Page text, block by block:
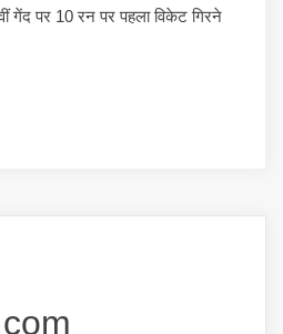
गेंद पर 10 रन पर पहला विकेट गिरने